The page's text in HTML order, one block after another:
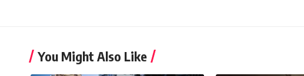
You Might Also Like